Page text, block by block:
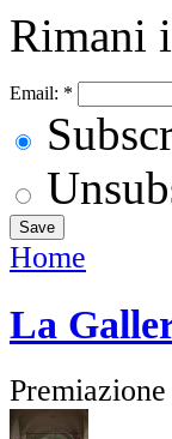
Rimani
Email: *
Home
La